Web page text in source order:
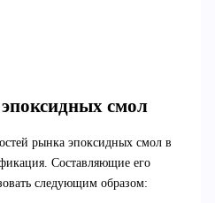
смол
рынка эпоксидных смол в
Составляющие его
следующим образом: